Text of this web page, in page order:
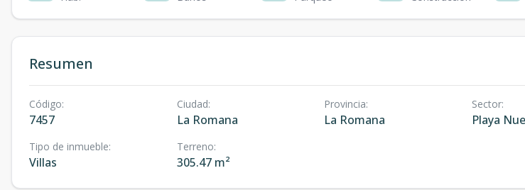
Resumen
Código:
7457
Ciudad:
La Romana
Provincia:
La Romana
Sector:
Playa
Tipo de inmueble:
Villas
Terreno:
305.47 m²